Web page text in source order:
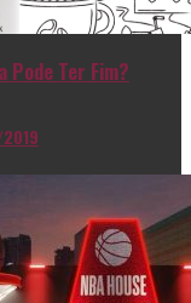
Pode Ter Fim?